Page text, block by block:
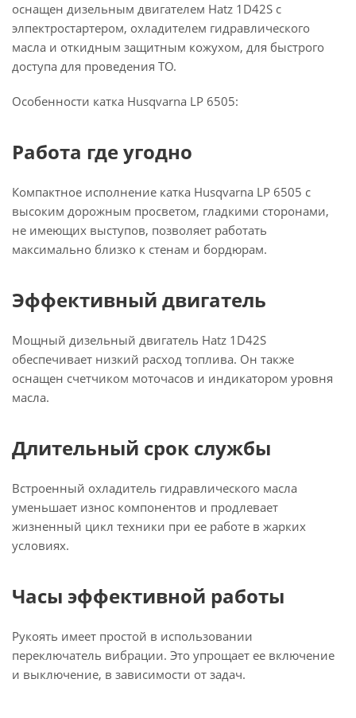
оснащен дизельным двигателем Hatz 1D42S с
элпектростартером, охладителем гидравлического
масла и откидным защитным кожухом, для быстрого
доступа для проведения ТО.
Особенности катка Husqvarna LP 6505:
Работа где угодно
Компактное исполнение катка Husqvarna LP 6505 с
высоким дорожным просветом, гладкими сторонами,
не имеющих выступов, позволяет работать
максимально близко к стенам и бордюрам.
Эффективный двигатель
Мощный дизельный двигатель Hatz 1D42S
обеспечивает низкий расход топлива. Он также
оснащен счетчиком моточасов и индикатором уровня
масла.
Длительный срок службы
Встроенный охладитель гидравлического масла
уменьшает износ компонентов и продлевает
жизненный цикл техники при ее работе в жарких
условиях.
Часы эффективной работы
Рукоять имеет простой в использовании
переключатель вибрации. Это упрощает ее включение
и выключение, в зависимости от задач.